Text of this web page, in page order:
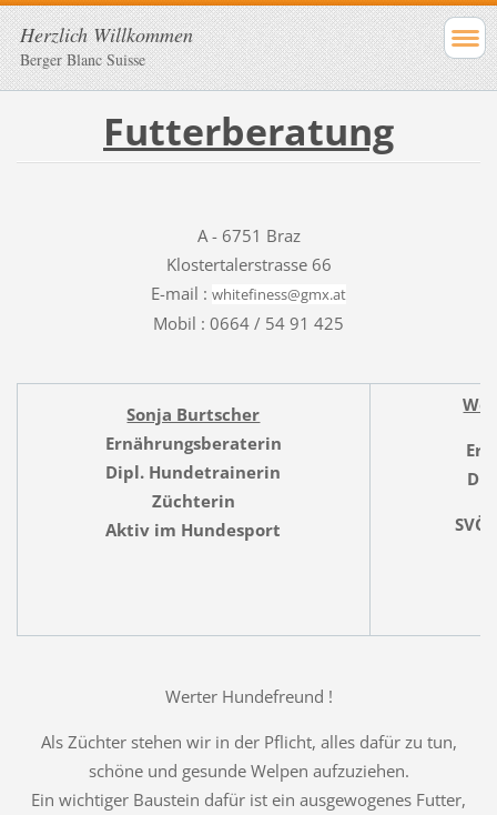
Herzlich Willkommen
Berger Blanc Suisse
Futterberatung
A - 6751 Braz
Klostertalerstrasse 66
E-mail : whitefiness@gmx.at
Mobil : 0664 / 54 91 425
Sonja Burtscher
Ernährungsberaterin
Dipl. Hundetrainerin
Züchterin
Aktiv im Hundesport
Werter Hundefreund !
Als Züchter stehen wir in der Pflicht, alles dafür zu tun,
schöne und gesunde Welpen aufzuziehen.
Ein wichtiger Baustein dafür ist ein ausgewogenes Futter,